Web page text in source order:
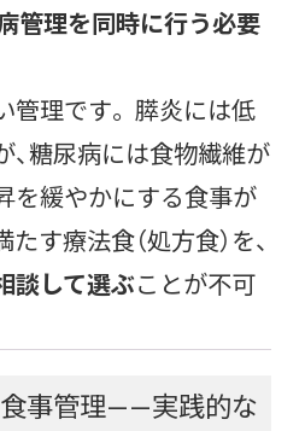
管理を同時に行う必要
管理です。 膵炎には低
糖尿病には食物繊維が
を緩やかにする食事が
す療法食（処方食）を、
談して選ぶことが不可
事管理——実践的な